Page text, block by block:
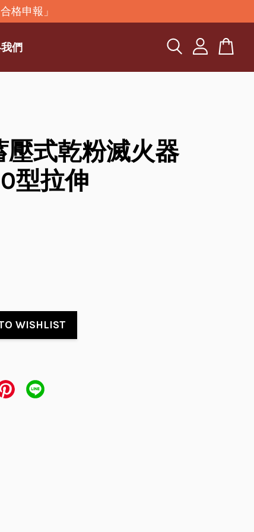
格申報」
們
壓式乾粉滅火器
型拉伸
WISHLIST